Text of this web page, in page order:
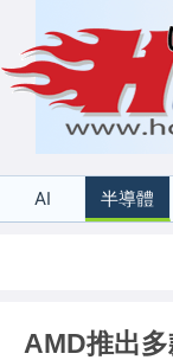
AI 半導體
AMD推出